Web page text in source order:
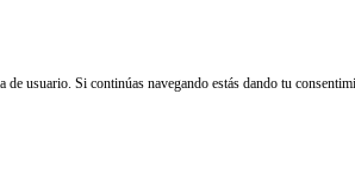
usuario. Si continúas navegando estás dando tu